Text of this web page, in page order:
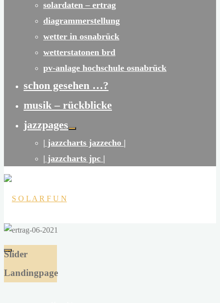
solardaten – ertrag
diagrammerstellung
wetter in osnabrück
wetterstatonen brd
pv-anlage hochschule osnabrück
schon gesehen …?
musik – rückblicke
jazzpages
| jazzcharts jazzecho |
| jazzcharts jpc |
S
O
L
Slider
Landingpage